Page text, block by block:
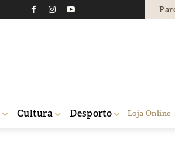
Cultura Desporto Loja Online